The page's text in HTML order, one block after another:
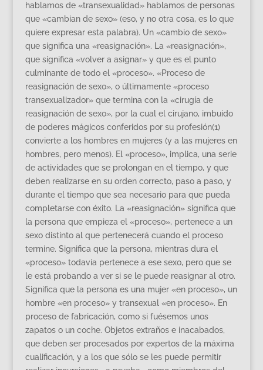
hablamos de «transexualidad» hablamos de personas
que «cambian de sexo» (eso, y no otra cosa, es lo que
quiere expresar esta palabra). Un «cambio de sexo»
que significa una «reasignación». La «reasignación»,
que significa «volver a asignar» y que es el punto
culminante de todo el «proceso». «Proceso de
reasignación de sexo», o últimamente «proceso
transexualizador» que termina con la «cirugía de
reasignación de sexo», por la cual el cirujano, imbuido
de poderes mágicos conferidos por su profesión(1)
convierte a los hombres en mujeres (y a las mujeres en
hombres, pero menos). El «proceso», implica, una serie
de actividades que se prolongan en el tiempo, y que
deben realizarse en su orden correcto, paso a paso, y
durante el tiempo que sea necesario para que pueda
completarse con éxito. La «reasignación» significa que
la persona que empieza el «proceso», pertenece a un
sexo distinto al que pertenecerá cuando el proceso
termine. Significa que la persona, mientras dura el
«proceso» todavía pertenece a ese sexo, pero que se
le está probando a ver si se le puede reasignar al otro.
Significa que la persona es una mujer «en proceso», un
hombre «en proceso» y transexual «en proceso». En
proceso de fabricación, como si fuésemos unos
zapatos o un coche. Objetos extraños e inacabados,
que deben ser procesados por expertos de la máxima
cualificación, y a los que sólo se les puede permitir